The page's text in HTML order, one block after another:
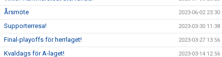
Årsmöte 2023-06-02 23:30
Supporterresa! 2023-03-30 11:38
Final-playoffs för herrlaget! 2023-03-27 13:56
Kvaldags för A-laget! 2023-03-14 12:56